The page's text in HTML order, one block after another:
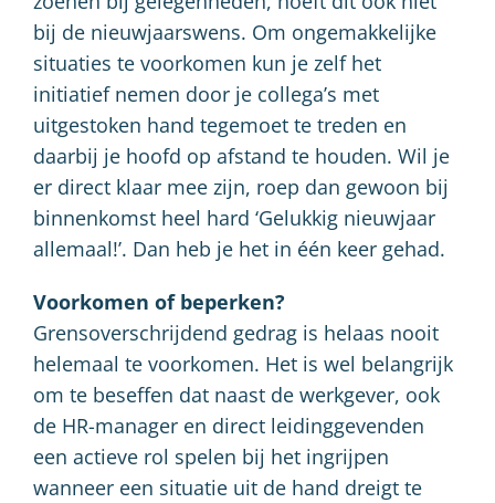
bij de nieuwjaarswens. Om ongemakkelijke
situaties te voorkomen kun je zelf het
initiatief nemen door je collega’s met
uitgestoken hand tegemoet te treden en
daarbij je hoofd op afstand te houden. Wil je
er direct klaar mee zijn, roep dan gewoon bij
binnenkomst heel hard ‘Gelukkig nieuwjaar
allemaal!’. Dan heb je het in één keer gehad.
Voorkomen of beperken?
Grensoverschrijdend gedrag is helaas nooit
helemaal te voorkomen. Het is wel belangrijk
om te beseffen dat naast de werkgever, ook
de HR-manager en direct leidinggevenden
een actieve rol spelen bij het ingrijpen
wanneer een situatie uit de hand dreigt te